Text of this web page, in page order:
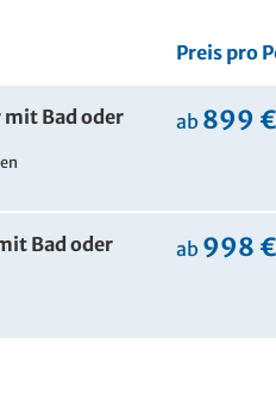
Preis pro
Bad oder
ab 899 €
Bad oder
ab 998 €